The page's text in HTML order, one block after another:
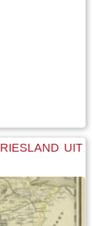
UIT